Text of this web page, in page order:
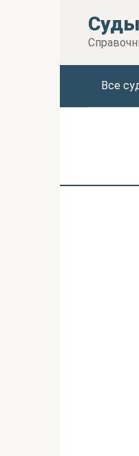
Суды
Все